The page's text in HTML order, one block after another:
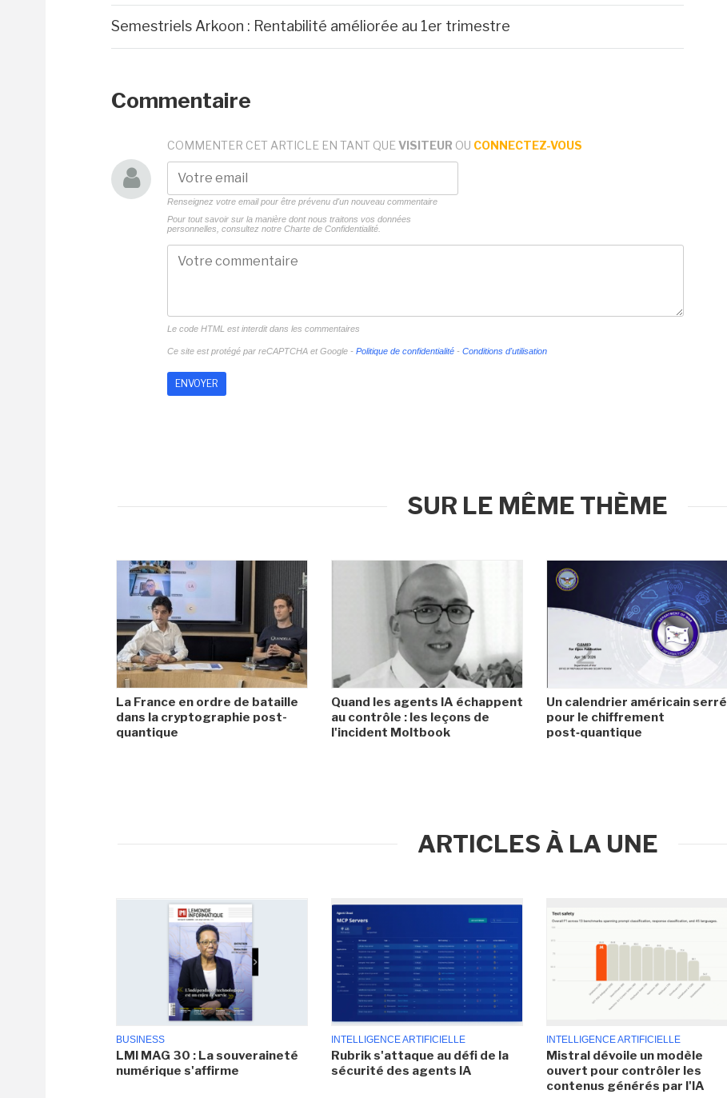
Semestriels Arkoon : Rentabilité améliorée au 1er trimestre
Commentaire
COMMENTER CET ARTICLE EN TANT QUE VISITEUR OU CONNECTEZ-VOUS
Renseignez votre email pour être prévenu d'un nouveau commentaire
Pour tout savoir sur la manière dont nous traitons vos données
personnelles, consultez notre Charte de Confidentialité.
Le code HTML est interdit dans les commentaires
Ce site est protégé par reCAPTCHA et Google - Politique de confidentialité - Conditions d'utilisation
SUR LE MÊME THÈME
La France en ordre de bataille
dans la cryptographie post-
quantique
Quand les agents IA échappent
au contrôle : les leçons de
l'incident Moltbook
Un calendrier américain serré
pour le chiffrement
post‑quantique
ARTICLES À LA UNE
BUSINESS
LMI MAG 30 : La souveraineté
numérique s'affirme
INTELLIGENCE ARTIFICIELLE
Rubrik s'attaque au défi de la
sécurité des agents IA
INTELLIGENCE ARTIFICIELLE
Mistral dévoile un modèle
ouvert pour contrôler les
contenus générés par l'IA